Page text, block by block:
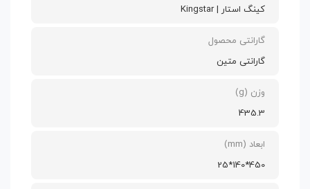
کینگ استار | Kingstar
گارانتی محصول
گارانتی متین
وزن (g)
435.3
ابعاد (mm)
450*140*25